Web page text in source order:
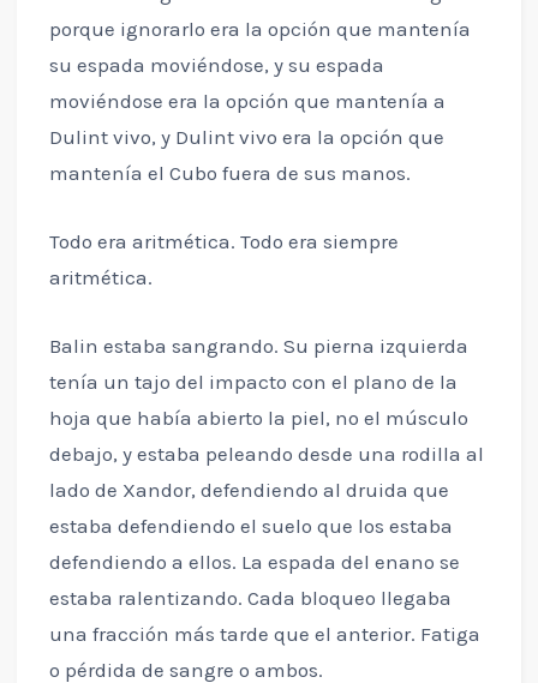
porque ignorarlo era la opción que mantenía
su espada moviéndose, y su espada
moviéndose era la opción que mantenía a
Dulint vivo, y Dulint vivo era la opción que
mantenía el Cubo fuera de sus manos.
Todo era aritmética. Todo era siempre
aritmética.
Balin estaba sangrando. Su pierna izquierda
tenía un tajo del impacto con el plano de la
hoja que había abierto la piel, no el músculo
debajo, y estaba peleando desde una rodilla al
lado de Xandor, defendiendo al druida que
estaba defendiendo el suelo que los estaba
defendiendo a ellos. La espada del enano se
estaba ralentizando. Cada bloqueo llegaba
una fracción más tarde que el anterior. Fatiga
o pérdida de sangre o ambos.